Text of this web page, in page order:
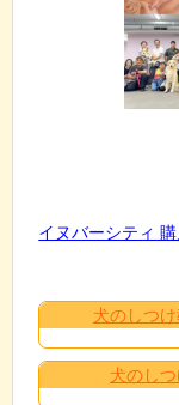
イヌバーシティ
犬のしつ
犬のし